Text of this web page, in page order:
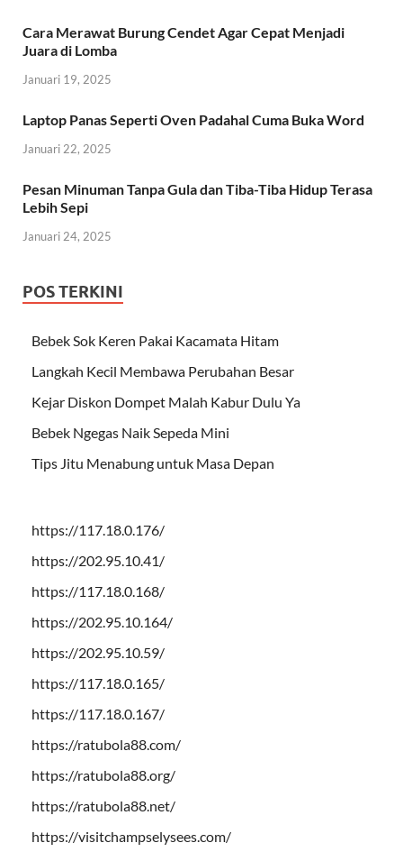
Cara Merawat Burung Cendet Agar Cepat Menjadi
Juara di Lomba
Januari 19, 2025
Laptop Panas Seperti Oven Padahal Cuma Buka Word
Januari 22, 2025
Pesan Minuman Tanpa Gula dan Tiba-Tiba Hidup Terasa
Lebih Sepi
Januari 24, 2025
POS TERKINI
Bebek Sok Keren Pakai Kacamata Hitam
Langkah Kecil Membawa Perubahan Besar
Kejar Diskon Dompet Malah Kabur Dulu Ya
Bebek Ngegas Naik Sepeda Mini
Tips Jitu Menabung untuk Masa Depan
https://117.18.0.176/
https://202.95.10.41/
https://117.18.0.168/
https://202.95.10.164/
https://202.95.10.59/
https://117.18.0.165/
https://117.18.0.167/
https://ratubola88.com/
https://ratubola88.org/
https://ratubola88.net/
https://visitchampselysees.com/